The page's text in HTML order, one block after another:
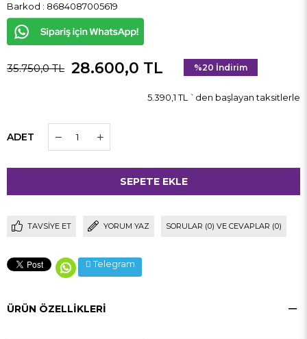
Barkod : 8684087005619
35.750,0 TL 28.600,0 TL %20 İndirim
5.390,1 TL `den başlayan taksitlerle
ADET
TAVSIYE ET YORUM YAZ SORULAR (0) VE CEVAPLAR (0)
Telegram
ÜRÜN ÖZELLIKLERI